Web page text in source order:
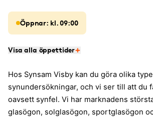
Öppnar: kl. 09:00
Visa alla öppettider
Hos Synsam Visby kan du göra olika
synundersökningar, och vi ser till att du
oavsett synfel. Vi har marknadens
glasögon, solglasögon, sportglasögon